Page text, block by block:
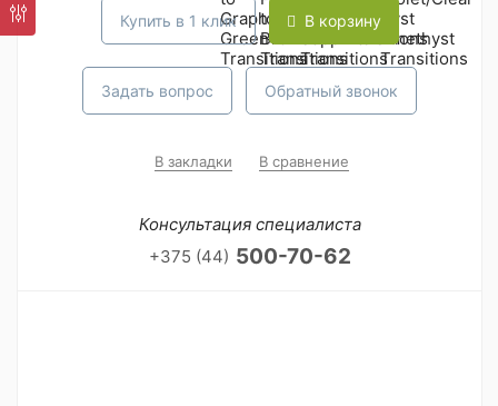
Купить в 1 клик В корзину
Задать вопрос Обратный звонок
В закладки В сравнение
Консультация специалиста
+375 (44) 500-70-62